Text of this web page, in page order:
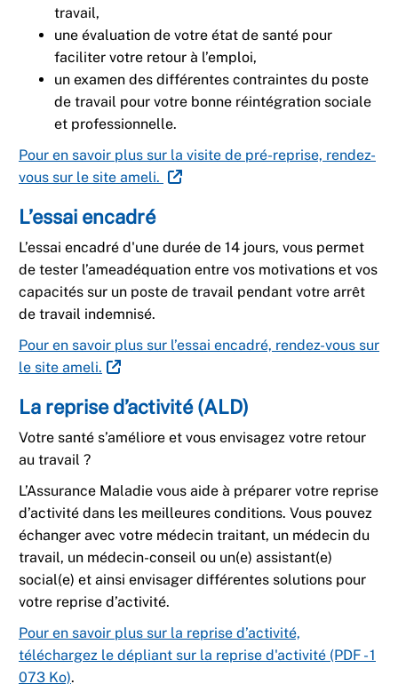
travail,​
une évaluation de votre état de santé pour
faciliter votre retour à l’emploi,​
un examen des différentes contraintes du poste
de travail pour votre bonne réintégration sociale
et professionnelle.​
Pour en savoir plus sur la visite de pré-reprise, rendez-
vous sur le site ameli. ​
​L’essai encadré ​
L’essai encadré d'une durée de 14 jours, vous permet
de tester l’ameadéquation entre vos motivations et vos
capacités sur un poste de travail pendant votre arrêt
de travail indemnisé.​
Pour en savoir plus sur l’essai encadré, rendez-vous sur
le site ameli.
La reprise d’activité (ALD)​
Votre santé s’améliore et vous envisagez votre retour
au travail ?​
L’Assurance Maladie vous aide à préparer votre reprise
d’activité dans les meilleures conditions. Vous pouvez
échanger avec votre médecin traitant,​ un médecin du
travail, un médecin-conseil ou un(e) assistant(e)
social(e) et ainsi envisager différentes solutions pour
votre reprise d’activité. ​
Pour en savoir plus sur la reprise d’activité,
téléchargez le dépliant​ sur la reprise d'activité (PDF - 1
073 Ko).